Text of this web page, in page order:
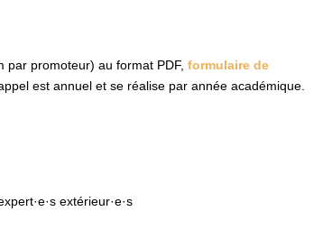
par promoteur) au format PDF,formulaire de
est annuel et se réalise par année académique.
extérieur·e·s